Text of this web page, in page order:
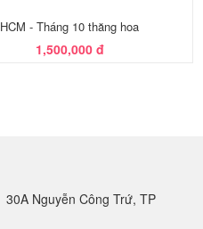
HCM - Tháng 10 thăng hoa
1,500,000 đ
30A Nguyễn Công Trứ, TP